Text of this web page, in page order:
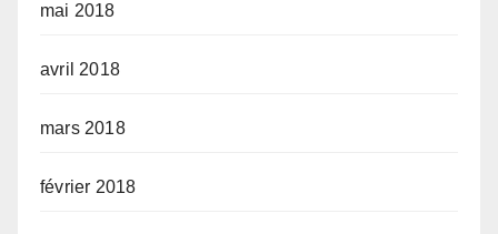
mai 2018
avril 2018
mars 2018
février 2018